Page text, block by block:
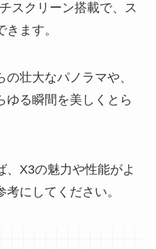
スクリーン搭載で、ス
ます。
壮大なパノラマや、
ゆる瞬間を美しくとら
、X3の魅力や性能がよ
にしてください。